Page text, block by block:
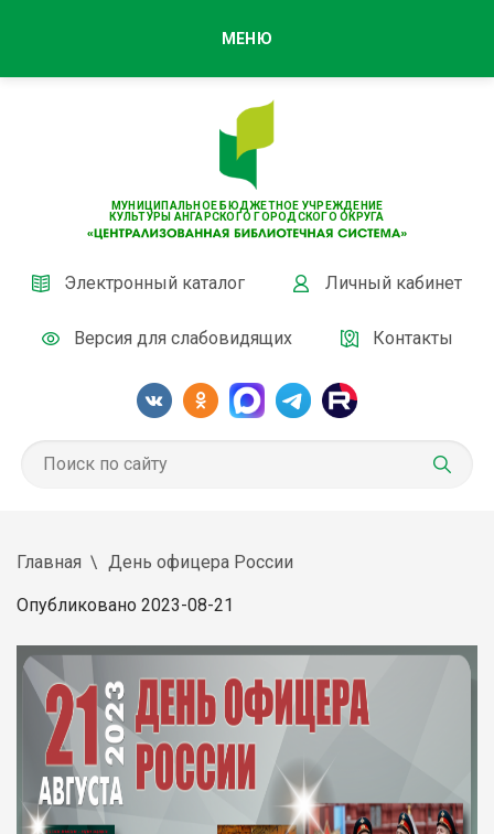
МУНИЦИПАЛЬНОЕ БЮДЖЕТНОЕ УЧРЕЖДЕНИЕ
КУЛЬТУРЫ АНГАРСКОГО ГОРОДСКОГО ОКРУГА
Электронный каталог Личный кабинет
Версия для слабовидящих Контакты
МЕНЮ
Главная День офицера России
Опубликовано 2023-08-21